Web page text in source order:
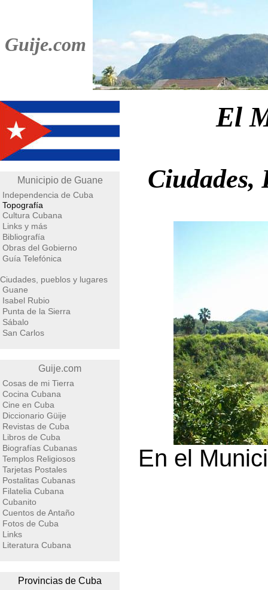
Guije.com
Municipio de Guane
Independencia de Cuba
Topografía
Cultura Cubana
Links y más
Bibliografía
Obras del Gobierno
Guía Telefónica
Ciudades, pueblos y lugares
Guane
Isabel Rubio
Punta de la Sierra
Sábalo
San Carlos
Guije.com
Cosas de mi Tierra
Cocina Cubana
Cine en Cuba
Diccionario Güije
Revistas de Cuba
Libros de Cuba
Biografías Cubanas
Templos Religiosos
Tarjetas Postales
Postalitas Cubanas
Filatelia Cubana
Cubanito
Cuentos de Antaño
Fotos de Cuba
Links
Literatura Cubana
Provincias de Cuba
El
Ciudades,
En el